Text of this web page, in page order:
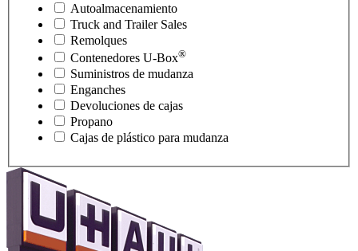
Autoalmacenamiento
Truck and Trailer Sales
Remolques
Contenedores U-Box®
Suministros de mudanza
Enganches
Devoluciones de cajas
Propano
Cajas de plástico para mudanza